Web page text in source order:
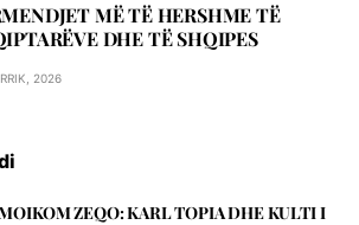
MË TË HERSHME TË
DHE TË SHQIPES
2026
ZEQO: KARL TOPIA DHE KULTI I